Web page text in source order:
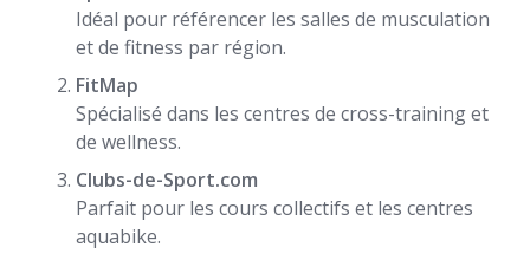
Idéal pour référencer les salles de musculation
et de fitness par région.
FitMap
Spécialisé dans les centres de cross-training et
de wellness.
Clubs-de-Sport.com
Parfait pour les cours collectifs et les centres
aquabike.